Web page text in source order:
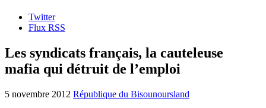
Twitter
Flux RSS
Les syndicats français, la cauteleuse
mafia qui détruit de l’emploi
5 novembre 2012 République du Bisounoursland